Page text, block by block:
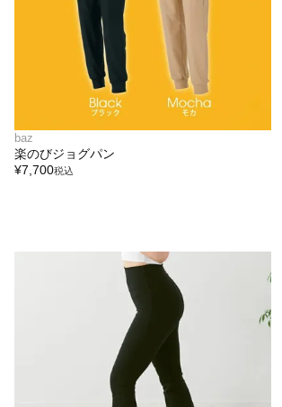
baz
楽のびジョグパン
¥7,700税込